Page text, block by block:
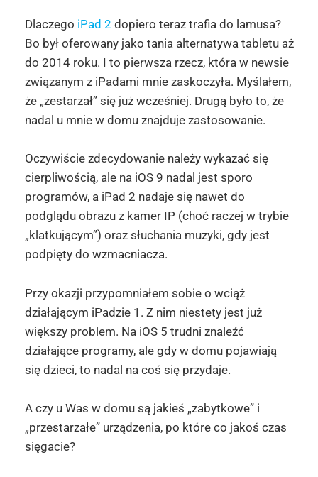
Dlaczego iPad 2 dopiero teraz trafia do lamusa?
Bo był oferowany jako tania alternatywa tabletu aż
do 2014 roku. I to pierwsza rzecz, która w newsie
związanym z iPadami mnie zaskoczyła. Myślałem,
że „zestarzał” się już wcześniej. Drugą było to, że
nadal u mnie w domu znajduje zastosowanie.
Oczywiście zdecydowanie należy wykazać się
cierpliwością, ale na iOS 9 nadal jest sporo
programów, a iPad 2 nadaje się nawet do
podglądu obrazu z kamer IP (choć raczej w trybie
„klatkującym”) oraz słuchania muzyki, gdy jest
podpięty do wzmacniacza.
Przy okazji przypomniałem sobie o wciąż
działającym iPadzie 1. Z nim niestety jest już
większy problem. Na iOS 5 trudni znaleźć
działające programy, ale gdy w domu pojawiają
się dzieci, to nadal na coś się przydaje.
A czy u Was w domu są jakieś „zabytkowe” i
„przestarzałe” urządzenia, po które co jakoś czas
sięgacie?